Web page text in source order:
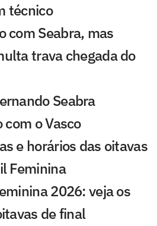
técnico
com Seabra, mas
trava chegada do
Seabra
o Vasco
e horários das oitavas
Feminina
2026: veja os
de final